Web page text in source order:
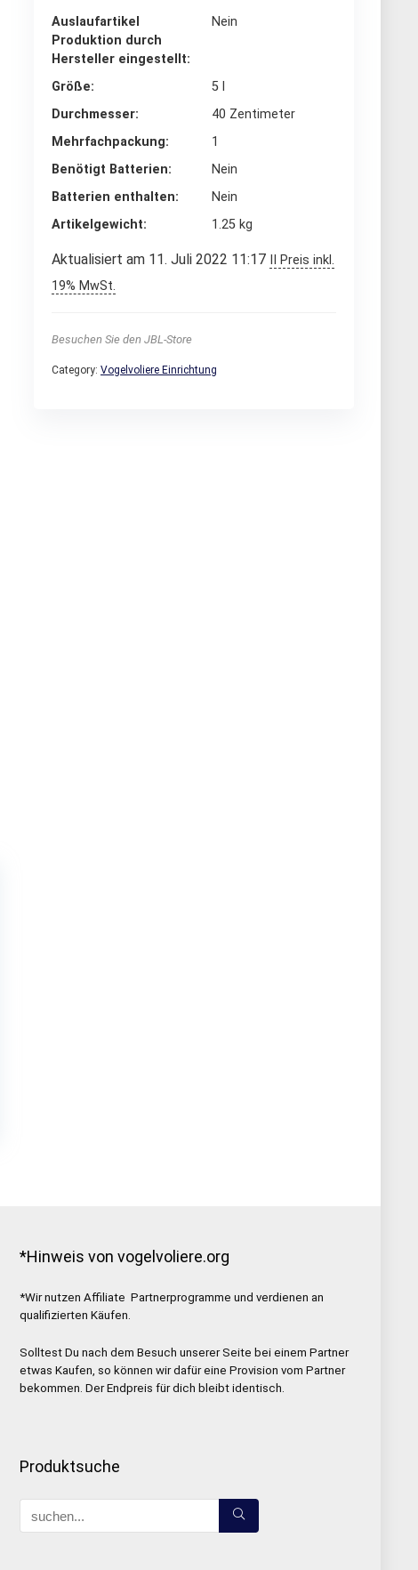
Auslaufartikel
Produktion durch
Hersteller eingestellt
‎Nein
Größe
‎5 l
Durchmesser
‎40 Zentimeter
Mehrfachpackung
‎1
Benötigt Batterien
‎Nein
Batterien enthalten
‎Nein
Artikelgewicht
‎1.25 kg
Aktualisiert am 11. Juli 2022 11:17
II Preis inkl.
19% MwSt.
Besuchen Sie den JBL-Store
Category: Vogelvoliere Einrichtung
*Hinweis von vogelvoliere.org
*Wir nutzen Affiliate Partnerprogramme und verdienen an
qualifizierten Käufen.
Solltest Du nach dem Besuch unserer Seite bei einem Partner
etwas Kaufen, so können wir dafür eine Provision vom Partner
bekommen. Der Endpreis für dich bleibt identisch.
Produktsuche